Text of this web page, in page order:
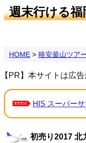
週末行ける
HOME > 格安釜山ツア
【PR】本サイトは広
HIS スーパー
初売り2017 北